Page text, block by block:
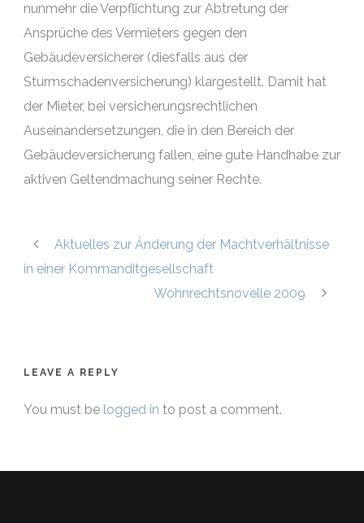
nunmehr die Verpflichtung zur Abtretung der
Ansprüche des Vermieters gegen den
Gebäudeversicherer (diesfalls aus der
Sturmschadenversicherung) klargestellt. Damit hat
der Mieter, bei versicherungsrechtlichen
Auseinandersetzungen, die in den Bereich der
Gebäudeversicherung fallen, eine gute Handhabe zur
aktiven Geltendmachung seiner Rechte.
Aktuelles zur Änderung der Machtverhältnisse
in einer Kommanditgesellschaft
Wohnrechtsnovelle 2009
LEAVE A REPLY
You must be logged in to post a comment.